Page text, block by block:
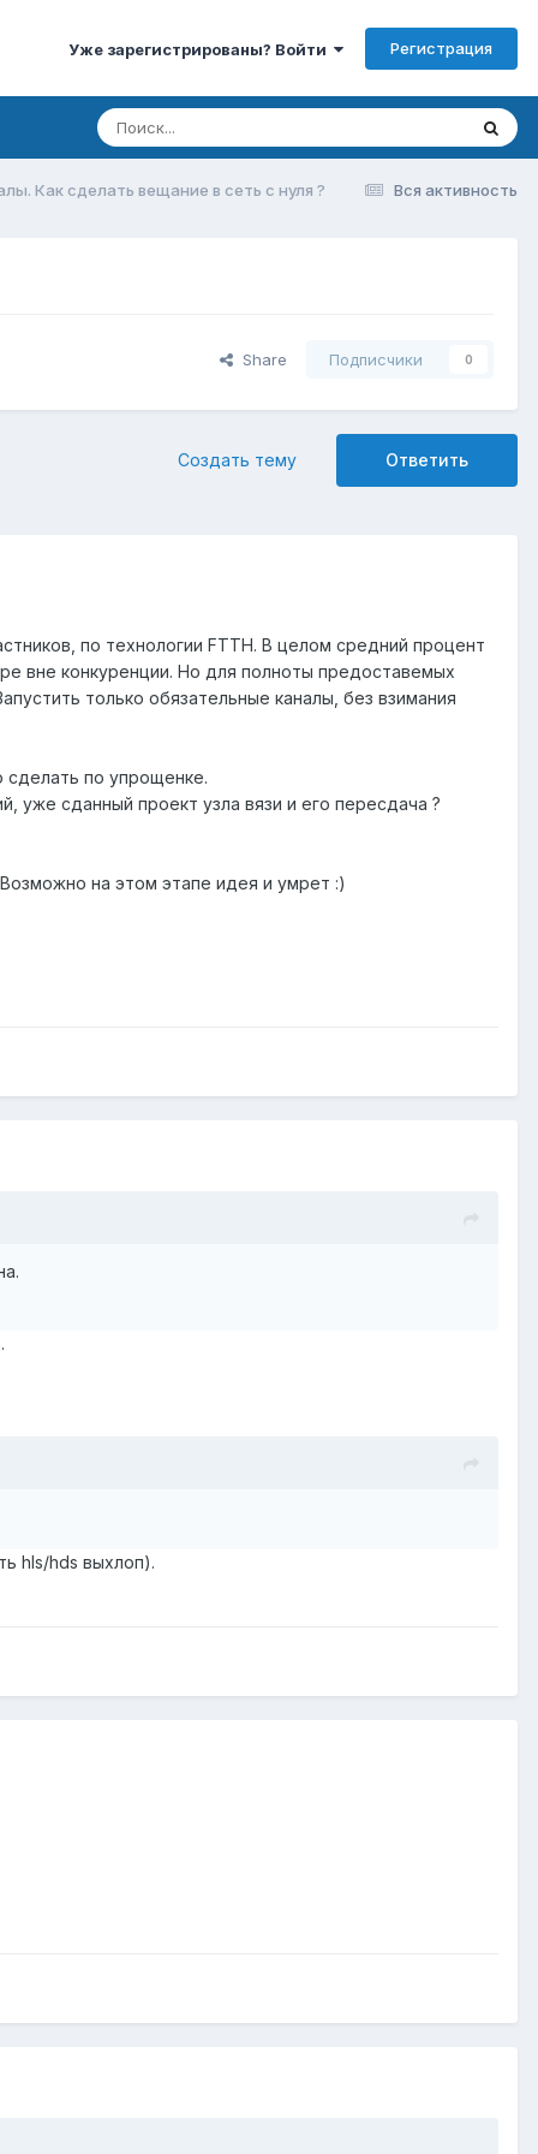
Уже зарегистрированы? Войти Регистрация
Вся активность
Как сделать вещание в сеть с нуля ?
Share Подписчики 0
Ответить
Создать тему
по технологии FTTH. В целом средний процент
вне конкуренции. Но для полноты предоставемых
только обязательные каналы, без взимания
по упрощенке.
сданный проект узла вязи и его пересдача ?
на этом этапе идея и умрет :)
hls/hds выхлоп).